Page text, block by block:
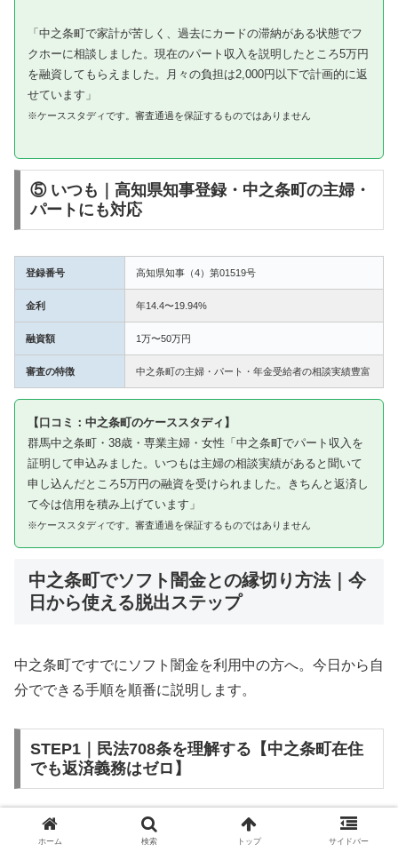
「中之条町で家計が苦しく、過去にカードの滞納がある状態でフ
クホーに相談しました。現在のパート収入を説明したところ5万円
を融資してもらえました。月々の負担は2,000円以下で計画的に返
せています」
※ケーススタディです。審査通過を保証するものではありません
⑤ いつも｜高知県知事登録・中之条町の主婦・
パートにも対応
登録番号 高知県知事（4）第01519号
金利 年14.4〜19.94%
融資額 1万〜50万円
審査の特徴 中之条町の主婦・パート・年金受給者の相談実績豊富
【口コミ：中之条町のケーススタディ】
群馬中之条町・38歳・専業主婦・女性「中之条町でパート収入を
証明して申込みました。いつもは主婦の相談実績があると聞いて
申し込んだところ5万円の融資を受けられました。きちんと返済し
て今は信用を積み上げています」
※ケーススタディです。審査通過を保証するものではありません
中之条町でソフト闇金との縁切り方法｜今
日から使える脱出ステップ
中之条町ですでにソフト闇金を利用中の方へ。今日から自
分でできる手順を順番に説明します。
STEP1｜民法708条を理解する【中之条町在住
でも返済義務はゼロ】
ソフト闇金を含む闇金との金銭消費貸借契約は、公序良俗
ホーム 検索 トップ サイドバー